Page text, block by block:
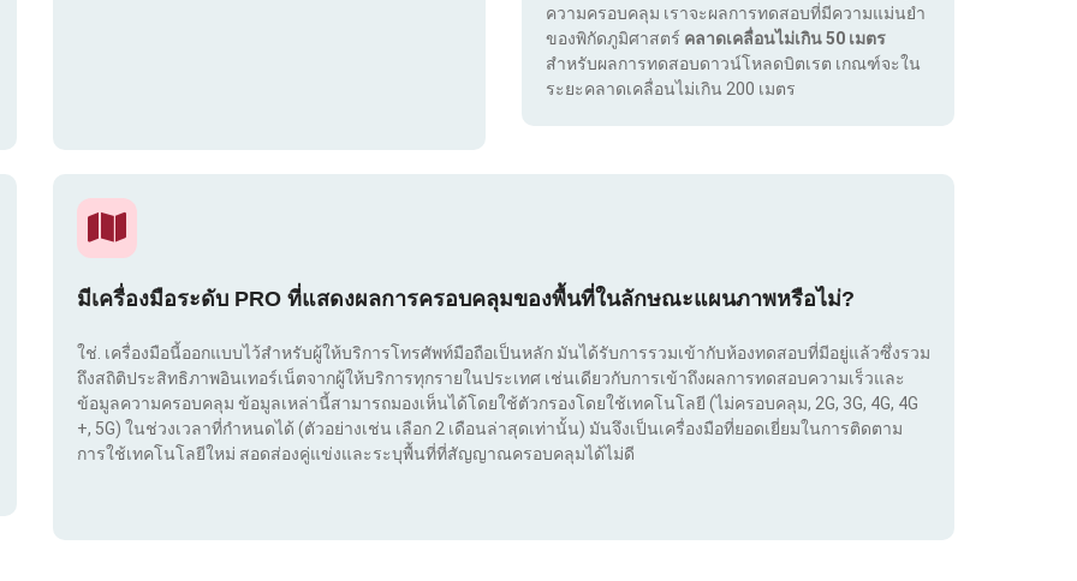
ความครอบคลุม เราจะผลการทดสอบที่มีความแม่นยำ
ของพิกัดภูมิศาสตร์ คลาดเคลื่อนไม่เกิน 50 เมตร
สำหรับผลการทดสอบดาวน์โหลดบิตเรต เกณฑ์จะใน
ระยะคลาดเคลื่อนไม่เกิน 200 เมตร
มีเครื่องมือระดับ PRO ที่แสดงผลการครอบคลุมของพื้นที่ในลักษณะแผนภาพหรือไม่?
ใช่. เครื่องมือนี้ออกแบบไว้สำหรับผู้ให้บริการโทรศัพท์มือถือเป็นหลัก มันได้รับการรวมเข้ากับห้องทดสอบที่มีอยู่แล้วซึ่งรวม
ถึงสถิติประสิทธิภาพอินเทอร์เน็ตจากผู้ให้บริการทุกรายในประเทศ เช่นเดียวกับการเข้าถึงผลการทดสอบความเร็วและ
ข้อมูลความครอบคลุม ข้อมูลเหล่านี้สามารถมองเห็นได้โดยใช้ตัวกรองโดยใช้เทคโนโลยี (ไม่ครอบคลุม, 2G, 3G, 4G, 4G
+, 5G) ในช่วงเวลาที่กำหนดได้ (ตัวอย่างเช่น เลือก 2 เดือนล่าสุดเท่านั้น) มันจึงเป็นเครื่องมือที่ยอดเยี่ยมในการติดตาม
การใช้เทคโนโลยีใหม่ สอดส่องคู่แข่งและระบุพื้นที่ที่สัญญาณครอบคลุมได้ไม่ดี